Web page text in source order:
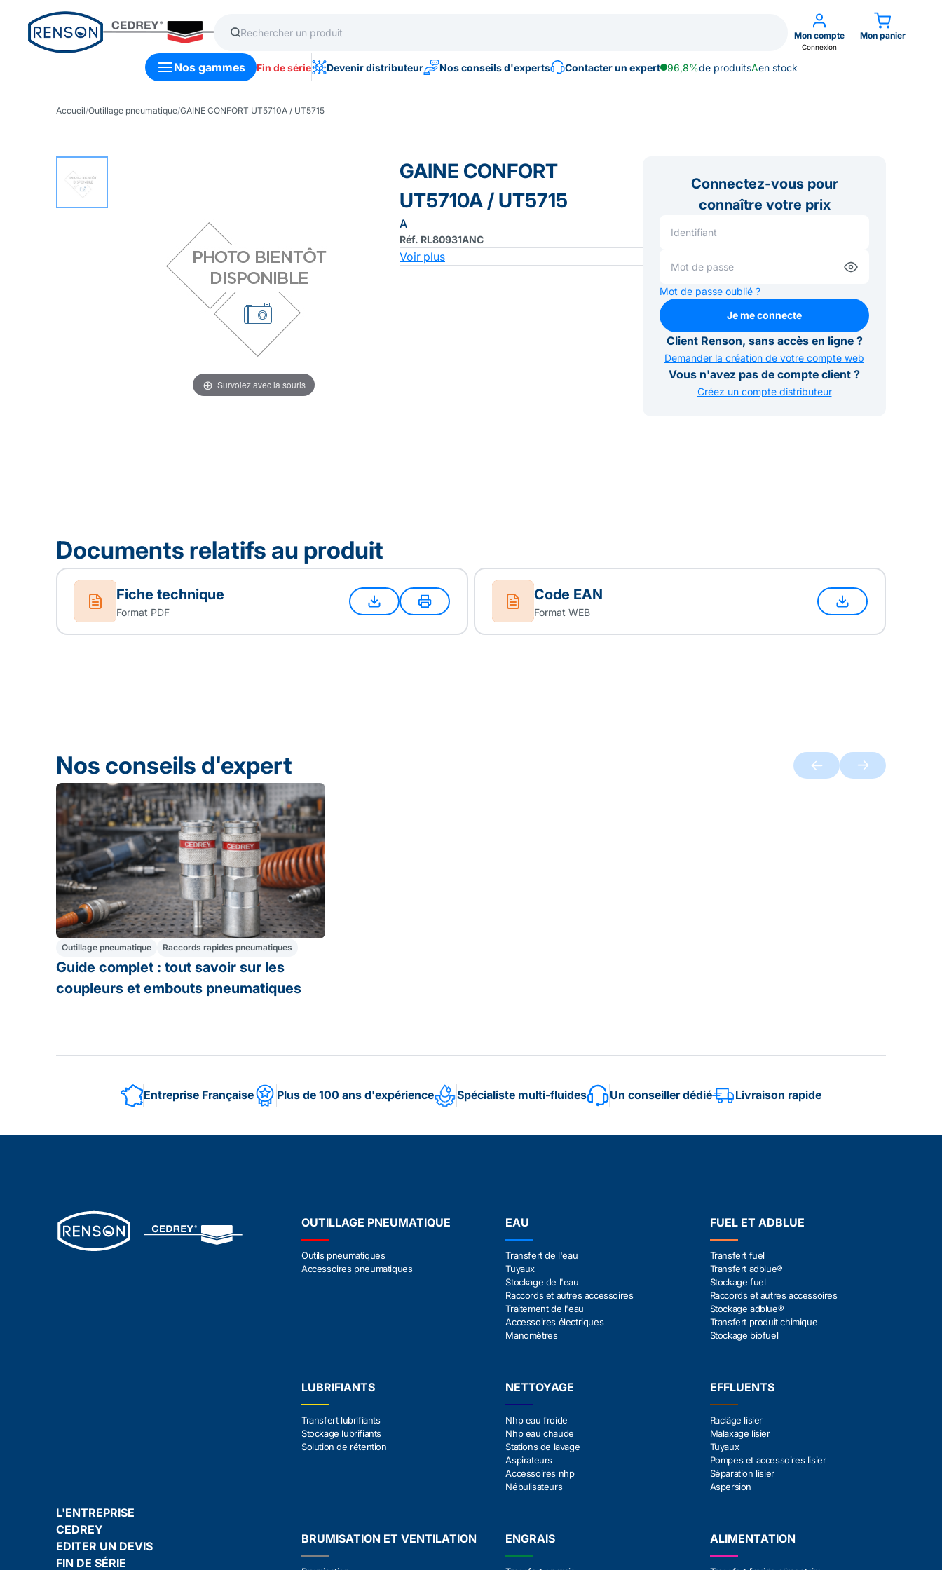
Mon compte
Connexion
Mon panier
Nos gammes Fin de série Devenir distributeur Nos conseils d'experts Contacter un expert 96,8%de produitsAen stock
Accueil/Outillage pneumatique/GAINE CONFORT UT5710A / UT5715
Survolez avec la souris
GAINE CONFORT
UT5710A / UT5715
A
Réf. RL80931ANC
Voir plus
Connectez-vous pour
connaître votre prix
Mot de passe oublié ?
Je me connecte
Client Renson, sans accès en ligne ?
Demander la création de votre compte web
Vous n'avez pas de compte client ?
Créez un compte distributeur
Documents relatifs au produit
Fiche technique
Format PDF
Code EAN
Format WEB
Nos conseils d'expert
Outillage pneumatique Raccords rapides pneumatiques
Guide complet : tout savoir sur les
coupleurs et embouts pneumatiques
Entreprise Française Plus de 100 ans d'expérience Spécialiste multi-fluides Un conseiller dédié Livraison rapide
L'ENTREPRISE
CEDREY
EDITER UN DEVIS
FIN DE SÉRIE
OUTILLAGE PNEUMATIQUE
Outils pneumatiques
Accessoires pneumatiques
EAU
Transfert de l'eau
Tuyaux
Stockage de l'eau
Raccords et autres accessoires
Traitement de l'eau
Accessoires électriques
Manomètres
FUEL ET ADBLUE
Transfert fuel
Transfert adblue®
Stockage fuel
Raccords et autres accessoires
Stockage adblue®
Transfert produit chimique
Stockage biofuel
LUBRIFIANTS
Transfert lubrifiants
Stockage lubrifiants
Solution de rétention
NETTOYAGE
Nhp eau froide
Nhp eau chaude
Stations de lavage
Aspirateurs
Accessoires nhp
Nébulisateurs
EFFLUENTS
Raclâge lisier
Malaxage lisier
Tuyaux
Pompes et accessoires lisier
Séparation lisier
Aspersion
BRUMISATION ET VENTILATION ENGRAIS ALIMENTATION